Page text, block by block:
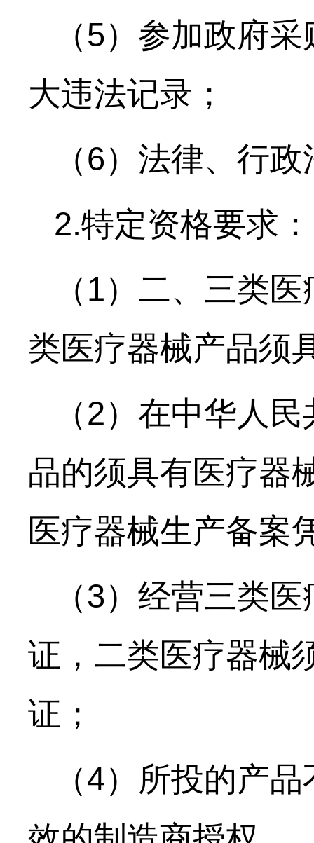
（5）参加政府
大违法记录；
（6）法律、行
2.特定资格要求：
（1）二、三类
类医疗器械产品须
（2）在中华人
品的须具有医疗器
医疗器械生产备案
（3）经营三类
证，二类医疗器械
证；
（4）所投的产